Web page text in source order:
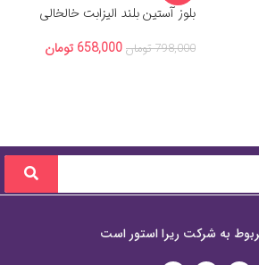
بلوز آستین بلند الیزابت خالخالی
798,000 تومان 658,000 تومان
به شرکت ریرا استور است